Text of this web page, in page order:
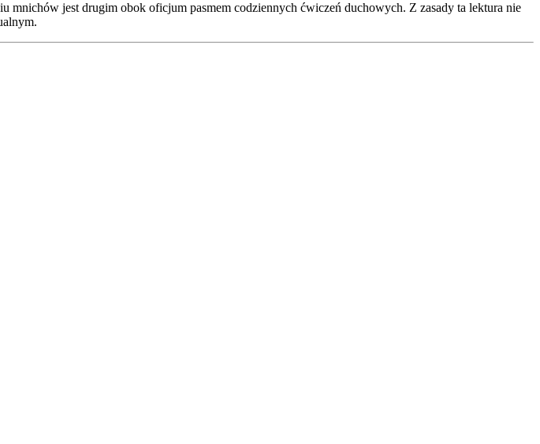
mnichów jest drugim obok oficjum pasmem codziennych ćwiczeń duchowych. Z zasady ta lektura nie